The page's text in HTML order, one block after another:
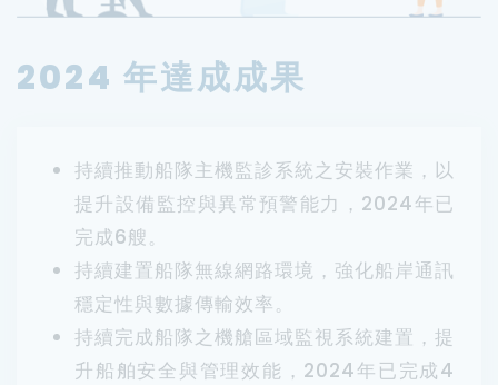
2024 年達成成果
持續推動船隊主機監診系統之安裝作業，以
提升設備監控與異常預警能力，2024年已
完成6艘。
持續建置船隊無線網路環境，強化船岸通訊
穩定性與數據傳輸效率。
持續完成船隊之機艙區域監視系統建置，提
升船舶安全與管理效能，2024年已完成4